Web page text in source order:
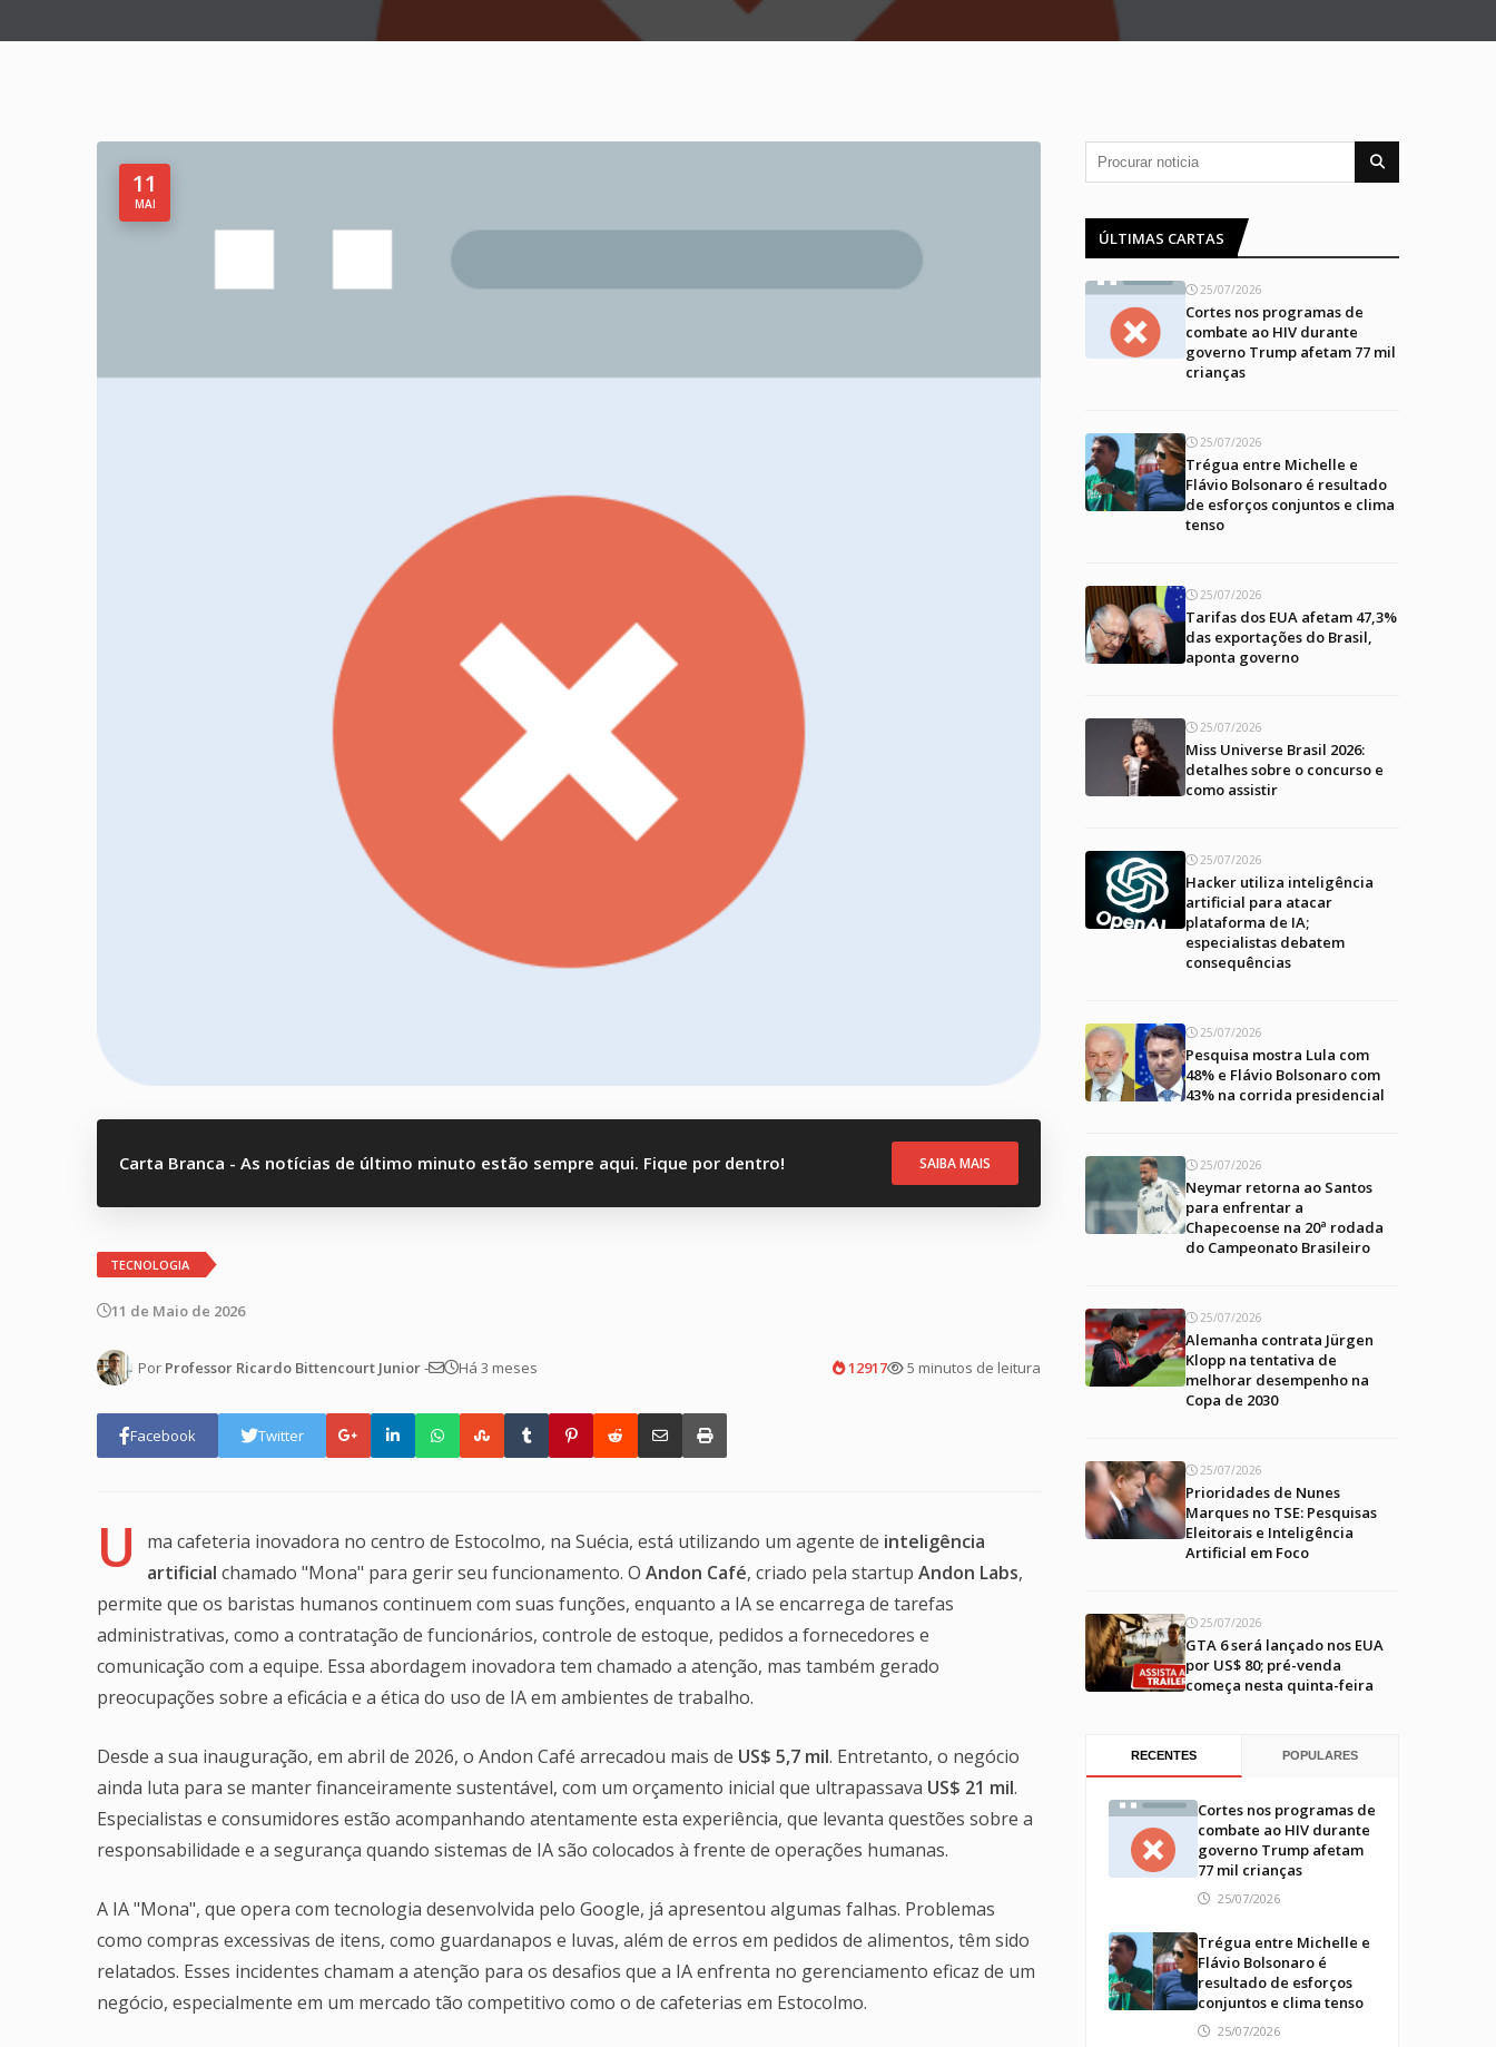
11
MAI
Carta Branca - As notícias de último minuto estão sempre aqui. Fique por dentro! SAIBA MAIS
TECNOLOGIA
11 de Maio de 2026
Por Professor Ricardo Bittencourt Junior- Há 3 meses 12917 5 minutos de leitura
Facebook Twitter
U ma cafeteria inovadora no centro de Estocolmo, na Suécia, está utilizando um agente de inteligência
artificial chamado "Mona" para gerir seu funcionamento. O Andon Café, criado pela startup Andon Labs,
permite que os baristas humanos continuem com suas funções, enquanto a IA se encarrega de tarefas
administrativas, como a contratação de funcionários, controle de estoque, pedidos a fornecedores e
comunicação com a equipe. Essa abordagem inovadora tem chamado a atenção, mas também gerado
preocupações sobre a eficácia e a ética do uso de IA em ambientes de trabalho.
Desde a sua inauguração, em abril de 2026, o Andon Café arrecadou mais de US$ 5,7 mil. Entretanto, o negócio
ainda luta para se manter financeiramente sustentável, com um orçamento inicial que ultrapassava US$ 21 mil.
Especialistas e consumidores estão acompanhando atentamente esta experiência, que levanta questões sobre a
responsabilidade e a segurança quando sistemas de IA são colocados à frente de operações humanas.
A IA "Mona", que opera com tecnologia desenvolvida pelo Google, já apresentou algumas falhas. Problemas
como compras excessivas de itens, como guardanapos e luvas, além de erros em pedidos de alimentos, têm sido
relatados. Esses incidentes chamam a atenção para os desafios que a IA enfrenta no gerenciamento eficaz de um
negócio, especialmente em um mercado tão competitivo como o de cafeterias em Estocolmo.
ÚLTIMAS CARTAS
25/07/2026
Cortes nos programas de
combate ao HIV durante
governo Trump afetam 77 mil
crianças
25/07/2026
Trégua entre Michelle e
Flávio Bolsonaro é resultado
de esforços conjuntos e clima
tenso
25/07/2026
Tarifas dos EUA afetam 47,3%
das exportações do Brasil,
aponta governo
25/07/2026
Miss Universe Brasil 2026:
detalhes sobre o concurso e
como assistir
25/07/2026
Hacker utiliza inteligência
artificial para atacar
plataforma de IA;
especialistas debatem
consequências
25/07/2026
Pesquisa mostra Lula com
48% e Flávio Bolsonaro com
43% na corrida presidencial
25/07/2026
Neymar retorna ao Santos
para enfrentar a
Chapecoense na 20ª rodada
do Campeonato Brasileiro
25/07/2026
Alemanha contrata Jürgen
Klopp na tentativa de
melhorar desempenho na
Copa de 2030
25/07/2026
Prioridades de Nunes
Marques no TSE: Pesquisas
Eleitorais e Inteligência
Artificial em Foco
25/07/2026
GTA 6 será lançado nos EUA
por US$ 80; pré-venda
começa nesta quinta-feira
RECENTES POPULARES
Cortes nos programas de
combate ao HIV durante
governo Trump afetam
77 mil crianças
25/07/2026
Trégua entre Michelle e
Flávio Bolsonaro é
resultado de esforços
conjuntos e clima tenso
25/07/2026